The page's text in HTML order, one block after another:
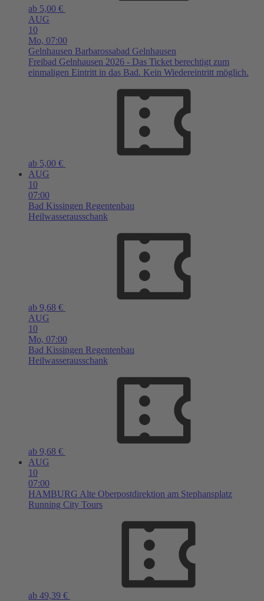
ab 5,00 €
AUG
10
Mo, 07:00
Gelnhausen Barbarossabad Gelnhausen
Freibad Gelnhausen 2026 - Das Ticket berechtigt zum
einmaligen Eintritt in das Bad. Kein Wiedereintritt möglich.
ab 5,00 €
AUG
10
07:00
Bad Kissingen Regentenbau
Heilwasserausschank
ab 9,68 €
AUG
10
Mo, 07:00
Bad Kissingen Regentenbau
Heilwasserausschank
ab 9,68 €
AUG
10
07:00
HAMBURG Alte Oberpostdirektion am Stephansplatz
Running City Tours
ab 49,39 €